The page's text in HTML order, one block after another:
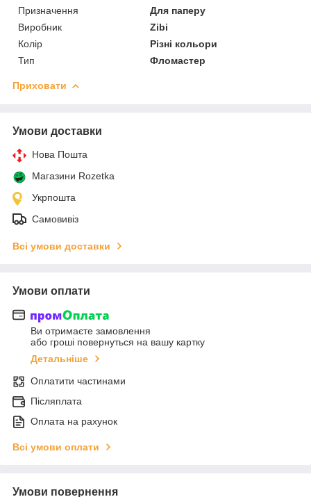
Призначення
Для паперу
Виробник
Zibi
Колір
Різні кольори
Тип
Фломастер
Приховати
Умови доставки
Нова Пошта
Магазини Rozetka
Укрпошта
Самовивіз
Всі умови доставки
Умови оплати
Ви отримаєте замовлення
або гроші повернуться на вашу картку
Детальніше
Оплатити частинами
Післяплата
Оплата на рахунок
Всі умови оплати
Умови повернення